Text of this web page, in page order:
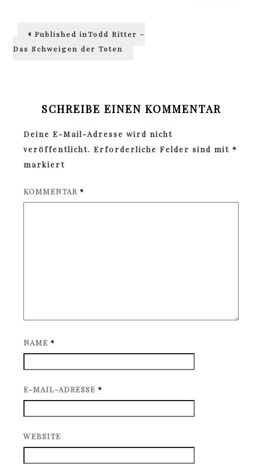
Beitragsnavigation
Published inTodd Ritter –
Das Schweigen der Toten
SCHREIBE EINEN KOMMENTAR
Deine E-Mail-Adresse wird nicht
veröffentlicht. Erforderliche Felder sind mit *
markiert
KOMMENTAR *
NAME *
E-MAIL-ADRESSE *
WEBSITE